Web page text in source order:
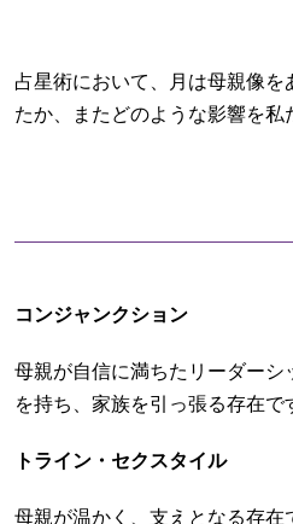
占星術において、月は母親像
たか、またどのような影響を私
コンジャンクション
母親が自信に満ちたリーダー
を持ち、家族を引っ張る存在で
トライン・セクスタイル
母親が温かく、支えとなる存